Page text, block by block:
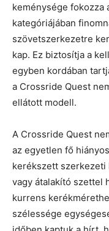
keménysége fokozza
kategóriájában
szövetszerkezetre
kap. Ez biztosítja a
egyben kordában
a Crossride Quest
ellátott modell.
A Crossride Quest
az egyetlen fő
kerékszett szerkezeti
vagy átalakító szettel
kurrens
szélessége